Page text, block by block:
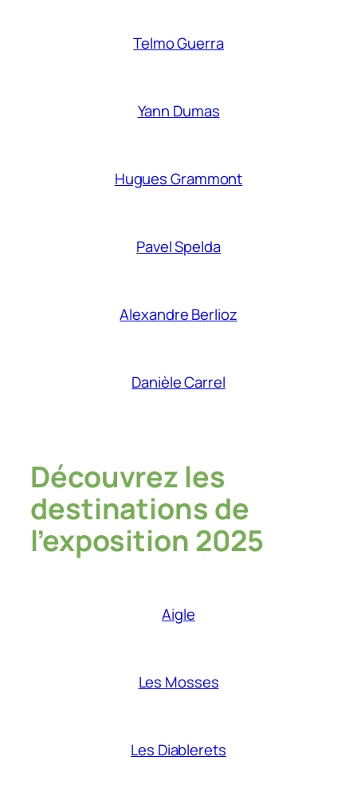
Telmo Guerra
Yann Dumas
Hugues Grammont
Pavel Spelda
Alexandre Berlioz
Danièle Carrel
Découvrez les
destinations de
l’exposition 2025
Aigle
Les Mosses
Les Diablerets